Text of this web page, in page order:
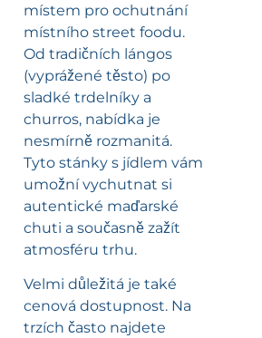
místem pro ochutnání
místního street foodu.
Od tradičních lángos
(vyprážené těsto) po
sladké trdelníky a
churros, nabídka je
nesmírně rozmanitá.
Tyto stánky s jídlem vám
umožní vychutnat si
autentické maďarské
chuti a současně zažít
atmosféru trhu.
Velmi důležitá je také
cenová dostupnost. Na
trzích často najdete